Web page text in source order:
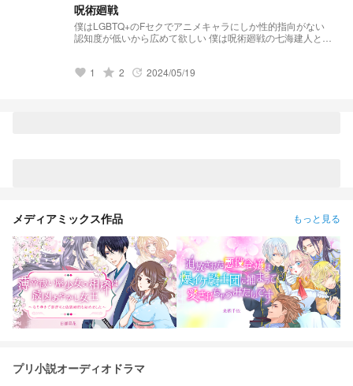
呪術廻戦
僕はLGBTQ+のFセクでアニメキャラにしか性的指向がない
認知度が低いから広めて欲しい 僕は呪術廻戦の七海建人と実
レ･声真似 ※同担は僕のFセクの事とかを理解してくれてる人は
人は作中で亡くなったけど僕が生き返らせて日本で僕と一緒に
favorite 1 grade 2 update 2024/05/19
メディアミックス作品 もっと見る
プリ小説オーディオドラマ